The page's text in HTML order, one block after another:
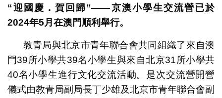
兩地學生參觀青少年愛國愛澳教育基地
與高美士中葡中學學生交流後大合照
“迎國慶．賀回歸”——京澳小學生交流營已於
2024年5月在澳門順利舉行。
教青局與北京市青年聯合會共同組織了來自澳
門39所小學共39名小學生與來自北京31所小學共
40名小學生進行文化交流活動。是次交流營開營
儀式由教青局副局長丁少雄及北京市青年聯合會副